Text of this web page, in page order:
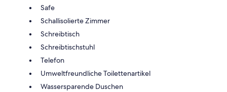
Safe
Schallisolierte Zimmer
Schreibtisch
Schreibtischstuhl
Telefon
Umweltfreundliche Toilettenartikel
Wassersparende Duschen